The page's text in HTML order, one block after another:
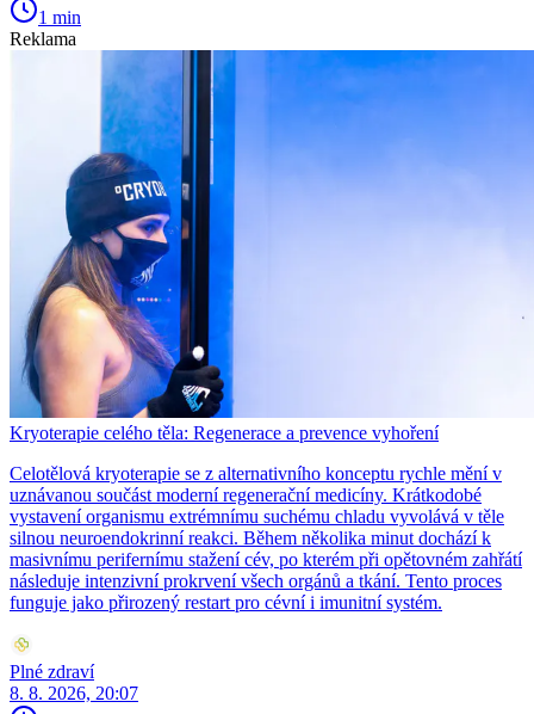
1 min
Reklama
Kryoterapie celého těla: Regenerace a prevence vyhoření
Celotělová kryoterapie se z alternativního konceptu rychle mění v
uznávanou součást moderní regenerační medicíny. Krátkodobé
vystavení organismu extrémnímu suchému chladu vyvolává v těle
silnou neuroendokrinní reakci. Během několika minut dochází k
masivnímu perifernímu stažení cév, po kterém při opětovném zahřátí
následuje intenzivní prokrvení všech orgánů a tkání. Tento proces
funguje jako přirozený restart pro cévní i imunitní systém.
Plné zdraví
8. 8. 2026, 20:07